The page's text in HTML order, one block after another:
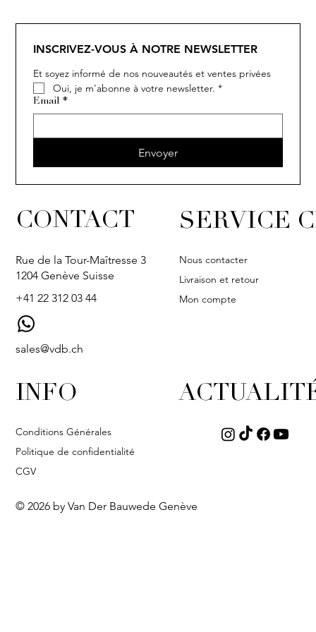
INSCRIVEZ-VOUS À NOTRE NEWSLETTER
Et soyez informé de nos nouveautés et ventes privées
Oui, je m'abonne à votre newsletter. *
Email *
Envoyer
CONTACT
Rue de la Tour-Maîtresse 3
1204 Genève Suisse
+41 22 312 03 44
sales@vdb.ch
SERVICE
Nous contacter
Livraison et retour
Mon compte
INFO
Conditions Générales
Politique de confidentialité
CGV
© 2026 by Van Der Bauwede Genève